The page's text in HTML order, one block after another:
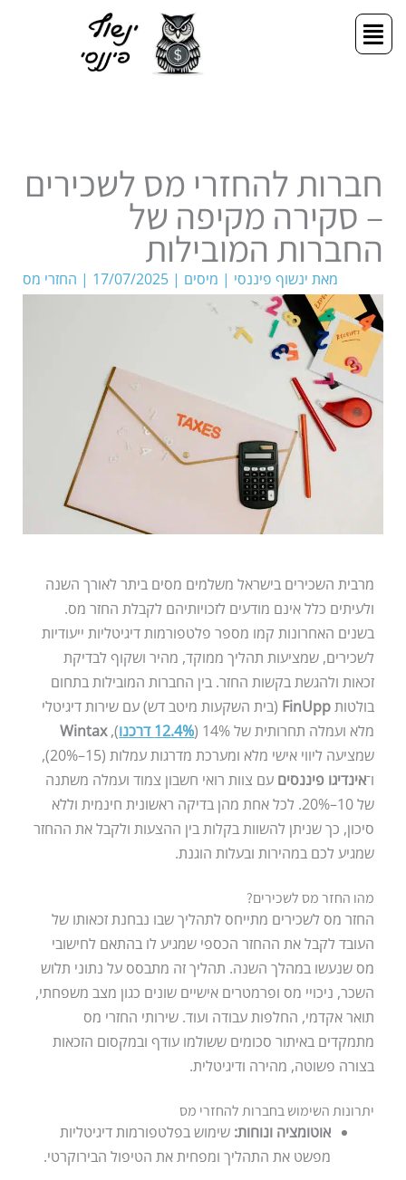
דילוג
לתוכןתפריט
חברות להחזרי מס לשכירים
– סקירה מקיפה של
החברות המובילות
מאת ינשוף פיננסי | מיסים |
17/07/2025
| החזרי מס
מרבית השכירים בישראל משלמים מסים ביתר לאורך השנה
ולעיתים כלל אינם מודעים לזכויותיהם לקבלת החזר מס.
בשנים האחרונות קמו מספר פלטפורמות דיגיטליות ייעודיות
לשכירים, שמציעות תהליך ממוקד, מהיר ושקוף לבדיקת
זכאות ולהגשת בקשות החזר. בין החברות המובילות בתחום
בולטותFinUpp (בית השקעות מיטב דש) עם שירות דיגיטלי
מלא ועמלה תחרותית של 14% (
12.4% דרכנו ),
Wintax
שמציעה ליווי אישי מלא ומערכת מדרגות עמלות (15–20%),
ו־אינדיגו פיננסים עם צוות רואי חשבון צמוד ועמלה משתנה
של 10–20%. לכל אחת מהן בדיקה ראשונית חינמית וללא
סיכון, כך שניתן להשוות בקלות בין ההצעות ולקבל את ההחזר
שמגיע לכם במהירות ובעלות הוגנת.
מהו החזר מס לשכירים?
החזר מס לשכירים מתייחס לתהליך שבו נבחנת זכאותו של
העובד לקבל את ההחזר הכספי שמגיע לו בהתאם לחישובי
מס שנעשו במהלך השנה. תהליך זה מתבסס על נתוני תלוש
השכר, ניכויי מס ופרמטרים אישיים שונים כגון מצב משפחתי,
תואר אקדמי, החלפות עבודה ועוד. שירותי החזרי מס
מתמקדים באיתור סכומים ששולמו עודף ובמקסום הזכאות
בצורה פשוטה, מהירה ודיגיטלית.
יתרונות השימוש בחברות להחזרי מס
אוטומציה ונוחות: שימוש בפלטפורמות דיגיטליות
מפשט את התהליך ומפחית את הטיפול הבירוקרטי.